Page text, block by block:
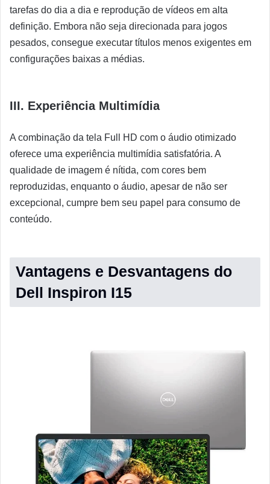
tarefas do dia a dia e reprodução de vídeos em alta
definição. Embora não seja direcionada para jogos
pesados, consegue executar títulos menos exigentes em
configurações baixas a médias.
III. Experiência Multimídia
A combinação da tela Full HD com o áudio otimizado
oferece uma experiência multimídia satisfatória. A
qualidade de imagem é nítida, com cores bem
reproduzidas, enquanto o áudio, apesar de não ser
excepcional, cumpre bem seu papel para consumo de
conteúdo.
Vantagens e Desvantagens do
Dell Inspiron I15